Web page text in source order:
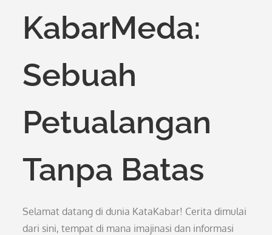
KabarMeda:
Sebuah
Petualangan
Tanpa Batas
Selamat datang di dunia KataKabar! Cerita dimulai
dari sini, tempat di mana imajinasi dan informasi